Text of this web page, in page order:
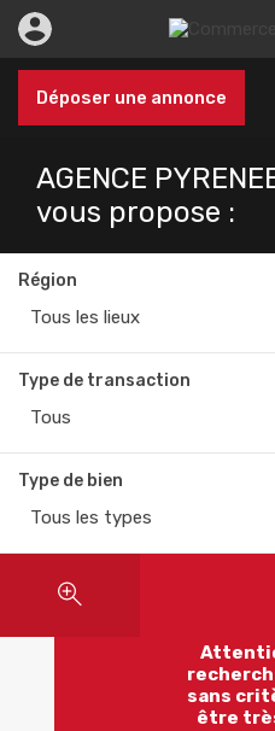
Déposer une annonce
AGENCE
vous propose :
Région
Tous les lieux
Type de transaction
Tous
Type de bien
Tous les types
sans
être